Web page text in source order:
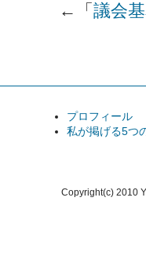
←「 議会
プロフィール
私が掲げる5つ
Copyright(c) 2010